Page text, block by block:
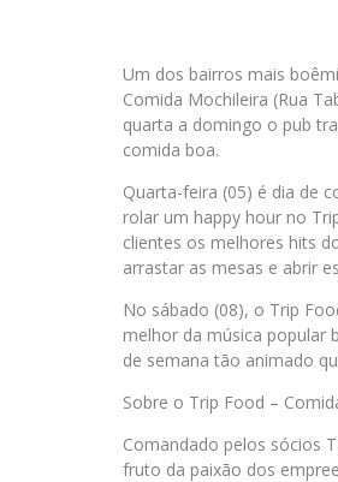
Um dos bairros mais
Comida Mochileira (Rua
quarta a domingo o pub
comida boa.
Quarta-feira (05) é dia de
rolar um happy hour no
clientes os melhores hits
arrastar as mesas e abrir
No sábado (08), o Trip
melhor da música popular
de semana tão animado
Sobre o Trip Food –
Comandado pelos sócios
fruto da paixão dos